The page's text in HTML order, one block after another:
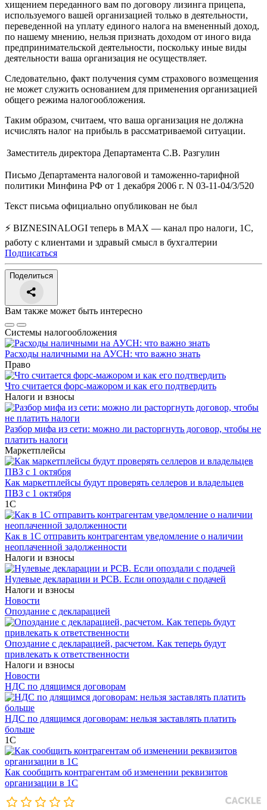
хищением переданного вам по договору лизинга прицепа,
используемого вашей организацией только в деятельности,
переведенной на уплату единого налога на вмененный доход,
по нашему мнению, нельзя признать доходом от иного вида
предпринимательской деятельности, поскольку иные виды
деятельности ваша организация не осуществляет.
Следовательно, факт получения сумм страхового возмещения
не может служить основанием для применения организацией
общего режима налогообложения.
Таким образом, считаем, что ваша организация не должна
исчислять налог на прибыль в рассматриваемой ситуации.
Заместитель директора Департамента С.В. Разгулин
Письмо Департамента налоговой и таможенно-тарифной
политики Минфина РФ от 1 декабря 2006 г. N 03-11-04/3/520
Текст письма официально опубликован не был
⚡ BIZNESINALOGI теперь в MAX — канал про налоги, 1С,
работу с клиентами и здравый смысл в бухгалтерии
Подписаться
Поделиться
Вам также может быть интересно
Системы налогообложения
Расходы наличными на АУСН: что важно знать
Право
Что считается форс-мажором и как его подтвердить
Налоги и взносы
Разбор мифа из сети: можно ли расторгнуть договор, чтобы не
платить налоги
Маркетплейсы
Как маркетплейсы будут проверять селлеров и владельцев
ПВЗ с 1 октября
1С
Как в 1С отправить контрагентам уведомление о наличии
неоплаченной задолженности
Налоги и взносы
Нулевые декларации и РСВ. Если опоздали с подачей
Налоги и взносы
Новости
Опоздание с декларацией
Опоздание с декларацией, расчетом. Как теперь будут
привлекать к ответственности
Налоги и взносы
Новости
НДС по длящимся договорам
НДС по длящимся договорам: нельзя заставлять платить
больше
1С
Как сообщить контрагентам об изменении реквизитов
организации в 1C